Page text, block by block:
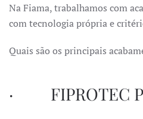
Na Fiama, trabalhamos com
com tecnologia própria e
Quais são os principais
· FIPROTEC